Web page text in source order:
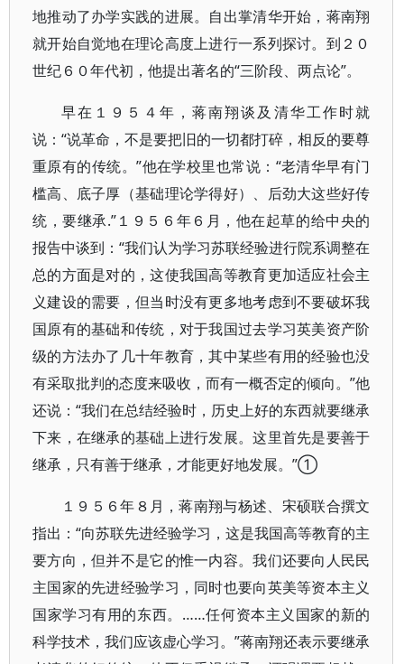
地推动了办学实践的进展。自出掌清华开始，蒋南翔
就开始自觉地在理论高度上进行一系列探讨。到２０
世纪６０年代初，他提出著名的“三阶段、两点论”。
早在１９５４年，蒋南翔谈及清华工作时就
说：“说革命，不是要把旧的一切都打碎，相反的要尊
重原有的传统。”他在学校里也常说：“老清华早有门
槛高、底子厚（基础理论学得好）、后劲大这些好传
统，要继承.”１９５６年６月，他在起草的给中央的
报告中谈到：“我们认为学习苏联经验进行院系调整在
总的方面是对的，这使我国高等教育更加适应社会主
义建设的需要，但当时没有更多地考虑到不要破坏我
国原有的基础和传统，对于我国过去学习英美资产阶
级的方法办了几十年教育，其中某些有用的经验也没
有采取批判的态度来吸收，而有一概否定的倾向。”他
还说：“我们在总结经验时，历史上好的东西就要继承
下来，在继承的基础上进行发展。这里首先是要善于
继承，只有善于继承，才能更好地发展。”①
１９５６年８月，蒋南翔与杨述、宋硕联合撰文
指出：“向苏联先进经验学习，这是我国高等教育的主
要方向，但并不是它的惟一内容。我们还要向人民民
主国家的先进经验学习，同时也要向英美等资本主义
国家学习有用的东西。……任何资本主义国家的新的
科学技术，我们应该虚心学习。”蒋南翔还表示要继承